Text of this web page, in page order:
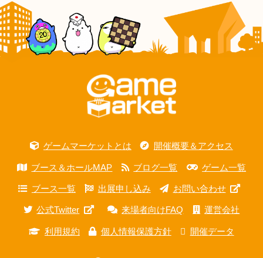
ゲームマーケットとは 開催概要＆アクセス
ブース＆ホールMAP ブログ一覧 ゲーム一覧
ブース一覧 出展申し込み お問い合わせ
公式Twitter 来場者向けFAQ 運営会社
利用規約 個人情報保護方針 開催データ